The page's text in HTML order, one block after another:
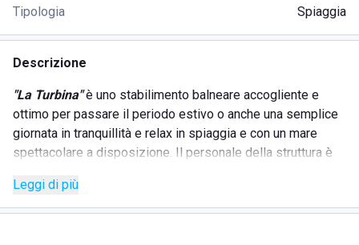
Tipologia Spiaggia
Descrizione
"La Turbina"è uno stabilimento balneare accogliente e
ottimo per passare il periodo estivo o anche una semplice
giornata in tranquillità e relax in spiaggia e con un mare
spettacolare a disposizione. Il personale della struttura è
servizio basato principalmente sulla gentilezza, cortesia e
disponibilità, questa è la loro specialità. Esso si trova nel
Leggi di più